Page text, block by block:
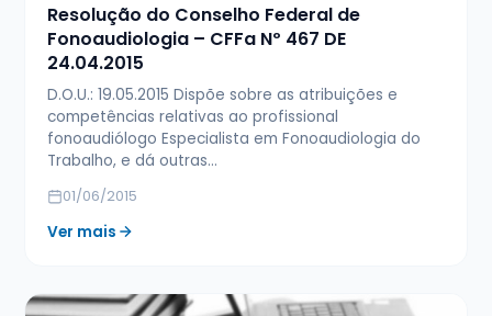
Resolução do Conselho Federal de
Fonoaudiologia – CFFa Nº 467 DE
24.04.2015
D.O.U.: 19.05.2015 Dispõe sobre as atribuições e
competências relativas ao profissional
fonoaudiólogo Especialista em Fonoaudiologia do
Trabalho, e dá outras…
01/06/2015
Ver mais